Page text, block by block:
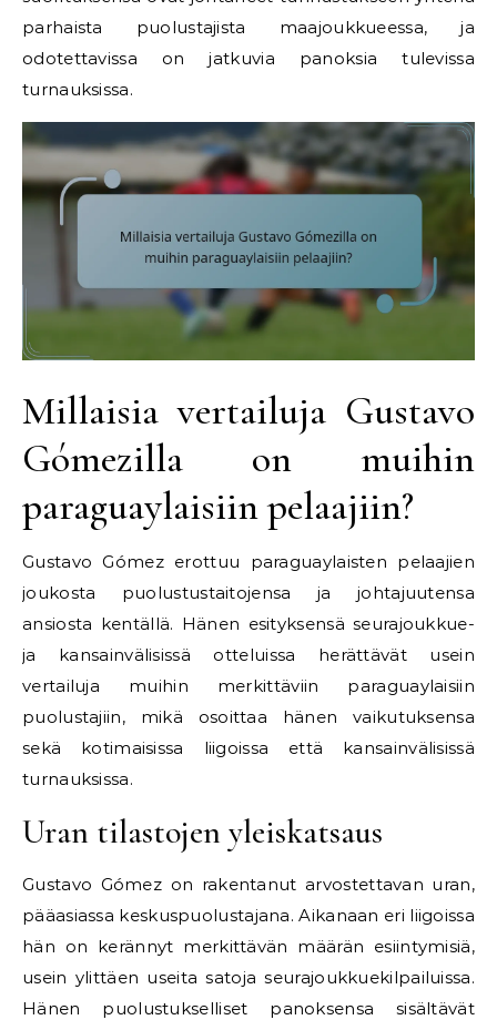
parhaista puolustajista maajoukkueessa, ja
odotettavissa on jatkuvia panoksia tulevissa
turnauksissa.
Millaisia vertailuja Gustavo
Gómezilla on muihin
paraguaylaisiin pelaajiin?
Gustavo Gómez erottuu paraguaylaisten pelaajien
joukosta puolustustaitojensa ja johtajuutensa
ansiosta kentällä. Hänen esityksensä seurajoukkue-
ja kansainvälisissä otteluissa herättävät usein
vertailuja muihin merkittäviin paraguaylaisiin
puolustajiin, mikä osoittaa hänen vaikutuksensa
sekä kotimaisissa liigoissa että kansainvälisissä
turnauksissa.
Uran tilastojen yleiskatsaus
Gustavo Gómez on rakentanut arvostettavan uran,
pääasiassa keskuspuolustajana. Aikanaan eri liigoissa
hän on kerännyt merkittävän määrän esiintymisiä,
usein ylittäen useita satoja seurajoukkuekilpailuissa.
Hänen puolustukselliset panoksensa sisältävät